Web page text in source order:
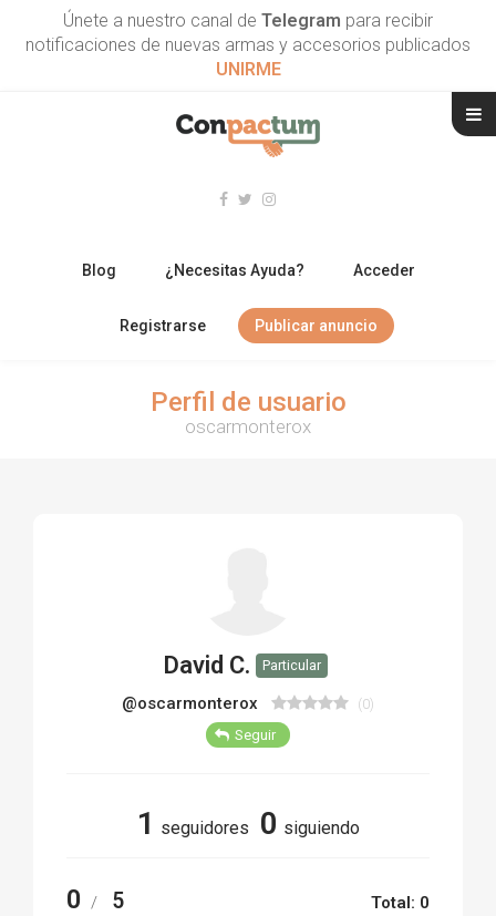
Únete a nuestro canal de Telegram para recibir
notificaciones de nuevas armas y accesorios publicados
UNIRME
Blog ¿Necesitas Ayuda? Acceder
Registrarse Publicar anuncio
Perfil de usuario
oscarmonterox
David C. Particular
@oscarmonterox (0)
Seguir
1 seguidores 0 siguiendo
0 / 5 Total: 0